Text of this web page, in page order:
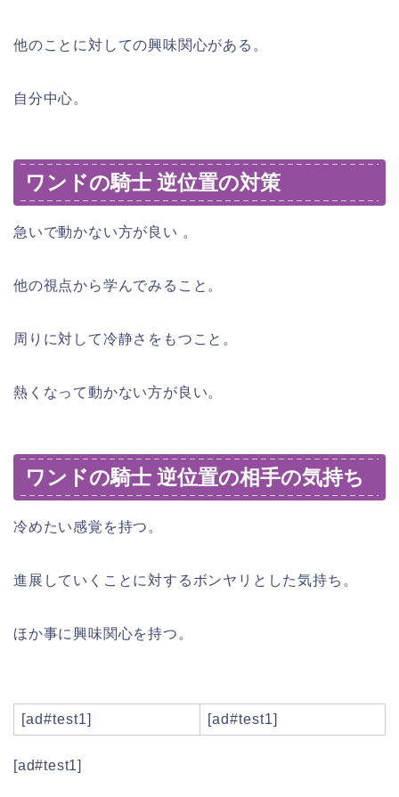
他のことに対しての興味関心がある。
自分中心。
ワンドの騎士 逆位置の対策
急いで動かない方が良い 。
他の視点から学んでみること。
周りに対して冷静さをもつこと。
熱くなって動かない方が良い。
ワンドの騎士 逆位置の相手の気持ち
冷めたい感覚を持つ。
進展していくことに対するボンヤリとした気持ち。
ほか事に興味関心を持つ。
[ad#test1] [ad#test1]
[ad#test1]